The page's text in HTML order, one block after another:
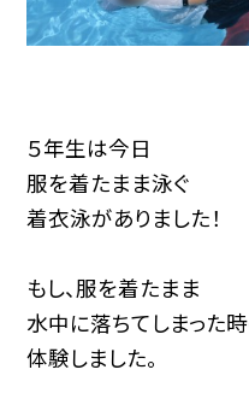
５年生は今日
服を着たまま泳ぐ
着衣泳がありました！
もし、服を着たまま
水中に落ちてしまった
体験しました。